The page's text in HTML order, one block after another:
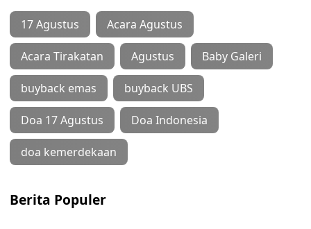
17 Agustus Acara Agustus
Acara Tirakatan Agustus Baby Galeri
buyback emas buyback UBS
Doa 17 Agustus Doa Indonesia
doa kemerdekaan
Berita Populer